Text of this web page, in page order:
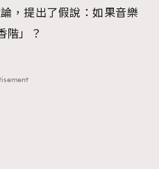
，提出了假說：如果音樂
階」？